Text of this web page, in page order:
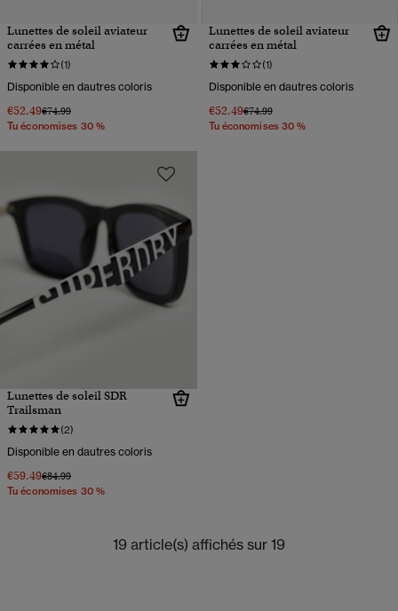
Lunettes de soleil aviateur
carrées en métal
(1)
Disponible en dautres coloris
€52.49Prix réduit de
€74.99à
Tu économises 30 %
Lunettes de soleil aviateur
carrées en métal
(1)
Disponible en dautres coloris
€52.49Prix réduit de
€74.99à
Tu économises 30 %
Lunettes de soleil SDR
Trailsman
(2)
Disponible en dautres coloris
€59.49Prix réduit de
€84.99à
Tu économises 30 %
19 article(s) affichés sur 19